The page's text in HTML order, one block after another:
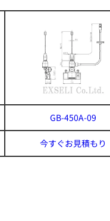
GB-450A-09
今すぐお見積もり